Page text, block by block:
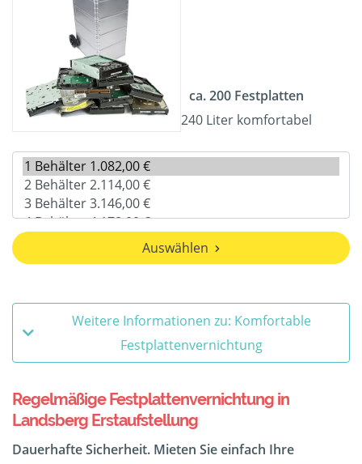
ca. 200 Festplatten
240 Liter komfortabel
Auswählen
Weitere Informationen zu: Komfortable
Festplattenvernichtung
Regelmäßige Festplattenvernichtung in
Landsberg Erstaufstellung
Dauerhafte Sicherheit. Mieten Sie einfach Ihre